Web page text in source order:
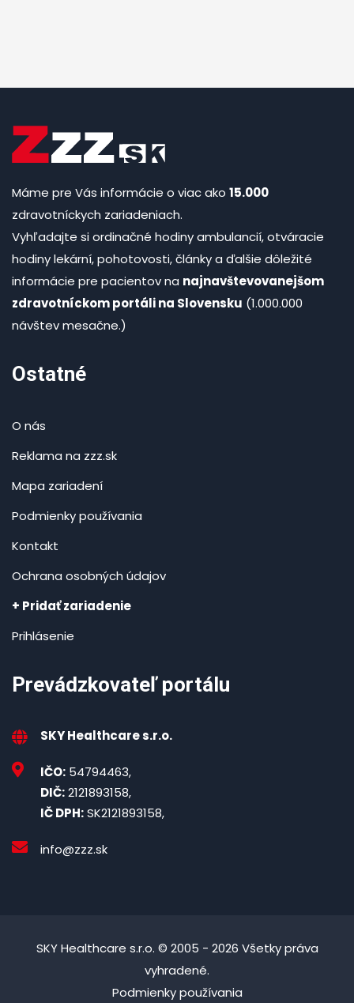
Máme pre Vás informácie o viac ako 15.000
zdravotníckych zariadeniach.
Vyhľadajte si ordinačné hodiny ambulancií, otváracie
hodiny lekární, pohotovosti, články a ďalšie dôležité
informácie pre pacientov na najnavštevovanejšom
zdravotníckom portáli na Slovensku (1.000.000
návštev mesačne.)
Ostatné
O nás
Reklama na zzz.sk
Mapa zariadení
Podmienky používania
Kontakt
Ochrana osobných údajov
+ Pridať zariadenie
Prihlásenie
Prevádzkovateľ portálu
SKY Healthcare s.r.o.
IČO: 54794463,
DIČ:2121893158,
IČ DPH:SK2121893158,
info@zzz.sk
SKY Healthcare s.r.o. © 2005 - 2026 Všetky práva
vyhradené.
Podmienky používania